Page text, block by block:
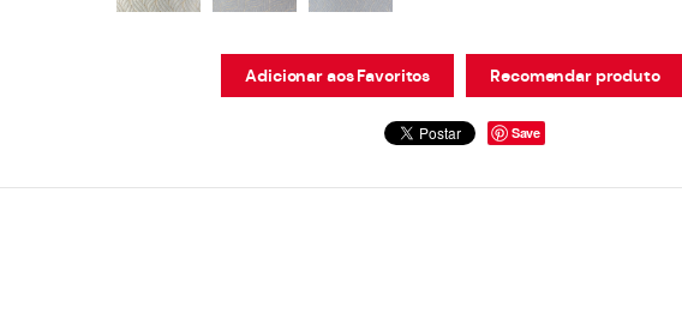
Adicionar aos Favoritos Recomendar produto
Save